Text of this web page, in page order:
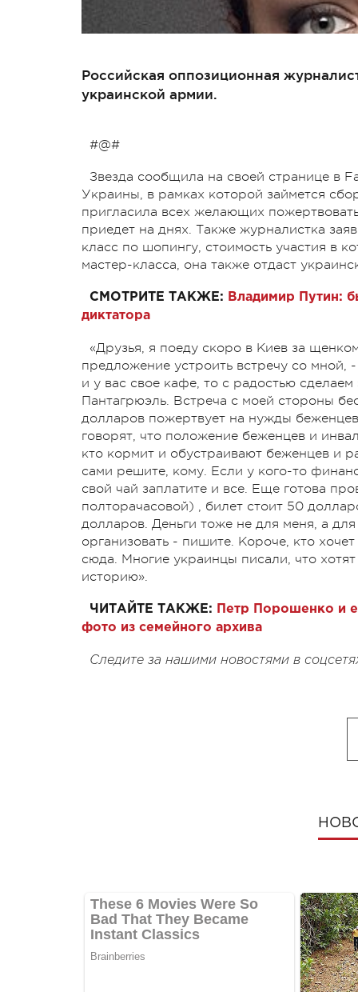
Российская оппозиционная
украинской армии.
#@#
Звезда сообщила на своей странице в
Украины, в рамках которой займется
пригласила всех желающих
приедет на днях. Также журналистка
класс по шопингу, стоимость участия в
мастер-класса, она также отдаст
СМОТРИТЕ ТАКЖЕ: Владимир Путин:
диктатора
«Друзья, я поеду скоро в Киев за
предложение устроить встречу со
и у вас свое кафе, то с радостью
Пантагрюэль. Встреча с моей стороны
долларов пожертвует на нужды
говорят, что положение беженцев и
кто кормит и обустраивают беженцев и
сами решите, кому. Если у кого-то
свой чай заплатите и все. Еще готова
полторачасовой) , билет стоит 50
долларов. Деньги тоже не для меня, а
организовать - пишите. Короче, кто
сюда. Многие украинцы писали, что
историю».
ЧИТАЙТЕ ТАКЖЕ:
Петр Порошенко и
фото из семейного архива
Следите за нашими новостями в